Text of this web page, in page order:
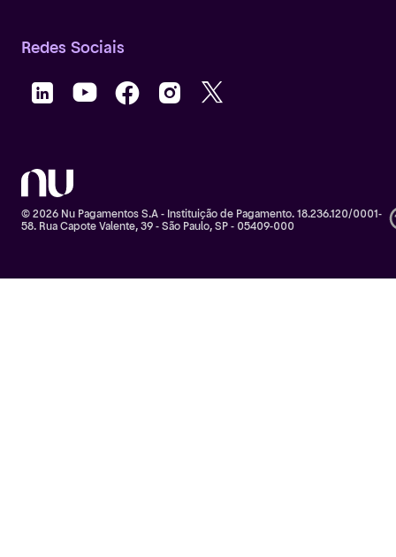
Redes Sociais
© 2026 Nu Pagamentos S.A - Instituição de Pagamento. 18.236.120/0001-
58. Rua Capote Valente, 39 - São Paulo, SP - 05409-000